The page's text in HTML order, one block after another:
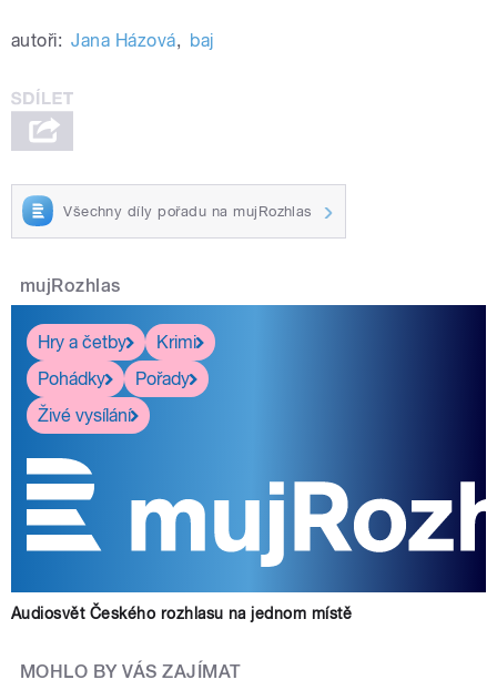
autoři: Jana Házová, baj
Všechny díly pořadu na mujRozhlas
mujRozhlas
Hry a četby
Krimi
Pohádky
Pořady
Živé vysílání
Audiosvět Českého rozhlasu na jednom místě
MOHLO BY VÁS ZAJÍMAT